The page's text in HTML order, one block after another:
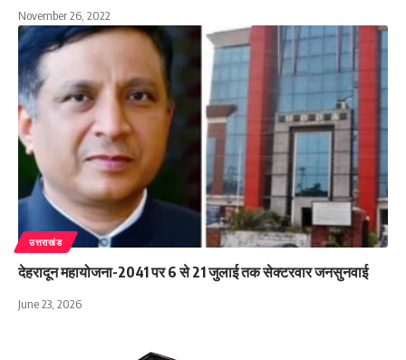
November 26, 2022
उत्तराखंड
देहरादून महायोजना-2041 पर 6 से 21 जुलाई तक सेक्टरवार जनसुनवाई
June 23, 2026